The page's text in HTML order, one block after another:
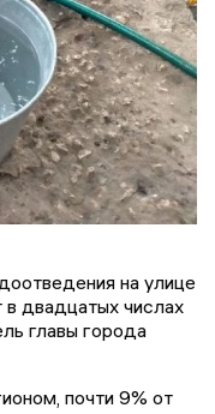
на улице
в двадцатых числах
главы города
почти 9% от